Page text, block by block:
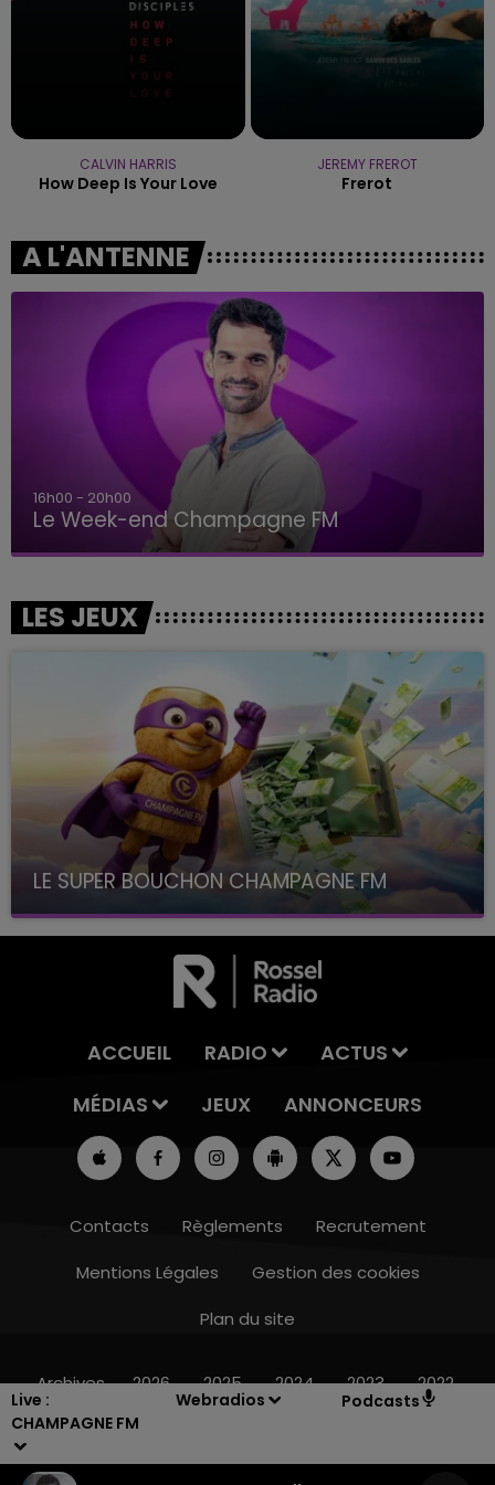
Live :
CHAMPAGNE FM
Webradios Podcasts
CALVIN HARRIS
How Deep Is Your Love
JEREMY FREROT
Frerot
A L'ANTENNE
16h00 - 20h00
Le Week-end Champagne FM
LES JEUX
LE SUPER BOUCHON CHAMPAGNE FM
avec La Famille Champagne FM, à 8H10
ACCUEIL RADIO
ACTUS
MÉDIAS
JEUX ANNONCEURS
Contacts Règlements
Recrutement
Mentions Légales
Gestion des cookies
Plan du site
Archives 2026 2025 2024 2023 2022